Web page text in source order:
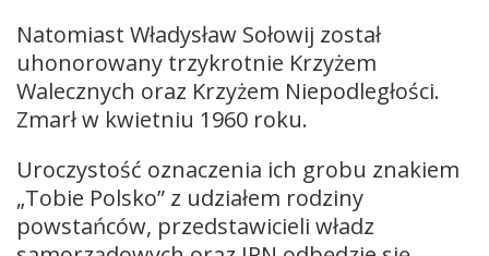
Natomiast Władysław Sołowij został
uhonorowany trzykrotnie Krzyżem
Walecznych oraz Krzyżem Niepodległości.
Zmarł w kwietniu 1960 roku.
Uroczystość oznaczenia ich grobu znakiem
„Tobie Polsko” z udziałem rodziny
powstańców, przedstawicieli władz